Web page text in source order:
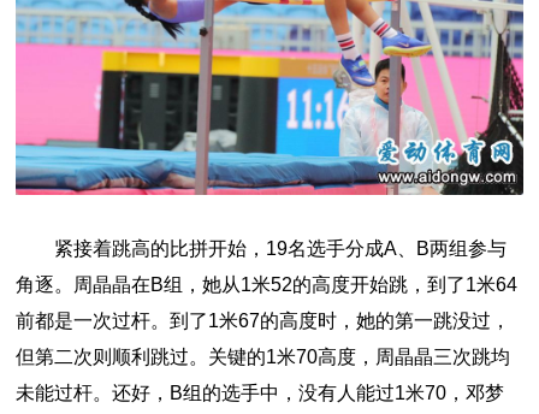
紧接着跳高的比拼开始，19名选手分成A、B两组参与
角逐。周晶晶在B组，她从1米52的高度开始跳，到了1米64
前都是一次过杆。到了1米67的高度时，她的第一跳没过，
但第二次则顺利跳过。关键的1米70高度，周晶晶三次跳均
未能过杆。还好，B组的选手中，没有人能过1米70，邓梦